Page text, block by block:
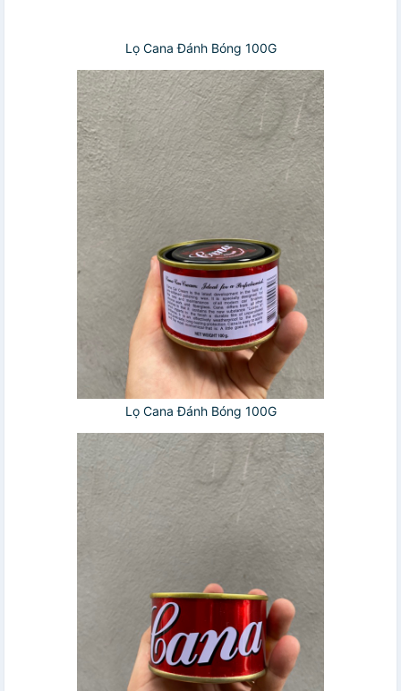
Lọ Cana Đánh Bóng 100G
Lọ Cana Đánh Bóng 100G